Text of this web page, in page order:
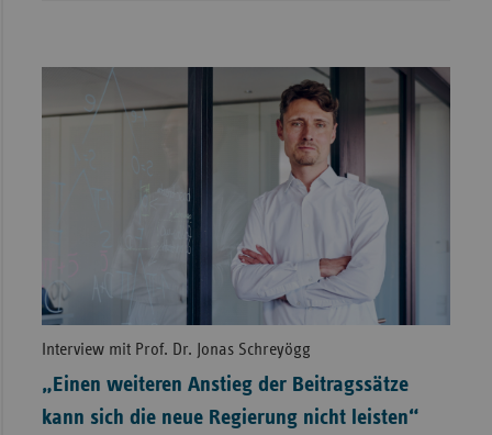
Interview mit Prof. Dr. Jonas Schreyögg
„Einen weiteren Anstieg der Beitragssätze
kann sich die neue Regierung nicht leisten“